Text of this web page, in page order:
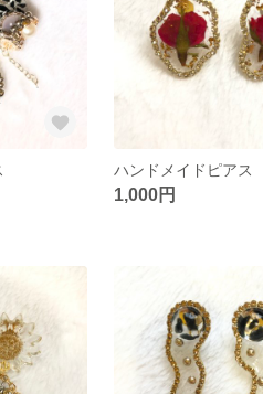
ハンドメイドピアス
1,000円